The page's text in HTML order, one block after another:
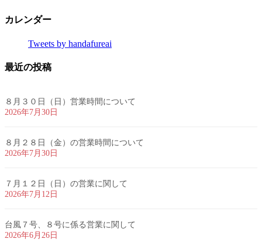
の
ジ
り
ジ
ー
カレンダー
Tweets by handafureai
最近の投稿
８月３０日（日）営業時間について
2026年7月30日
８月２８日（金）の営業時間について
2026年7月30日
７月１２日（日）の営業に関して
2026年7月12日
台風７号、８号に係る営業に関して
2026年6月26日